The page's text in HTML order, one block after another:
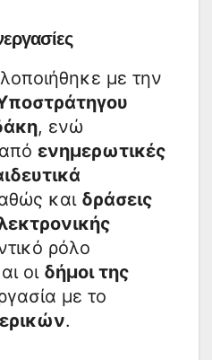
με την
, ενώ
ενημερωτικές
και δράσεις
ρόλο
οι δήμοι της
με το
.